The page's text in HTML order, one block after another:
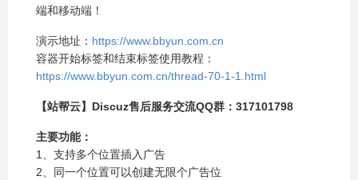
端和移动端！
演示地址： https://www.bbyun.com.cn
容器开始标签和结束标签使用教程：
https://www.bbyun.com.cn/thread-70-1-1.html
【站帮云】Discuz售后服务交流QQ群：317101798
主要功能：
1、支持多个位置插入广告
2、同一个位置可以创建无限个广告位